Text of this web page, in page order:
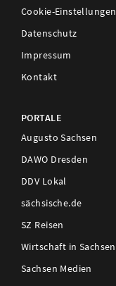
Cookie-Einstellungen
Datenschutz
Impressum
Kontakt
PORTALE
Augusto Sachsen
DAWO Dresden
DDV Lokal
sächsische.de
SZ Reisen
Wirtschaft in Sachsen
Sachsen Medien